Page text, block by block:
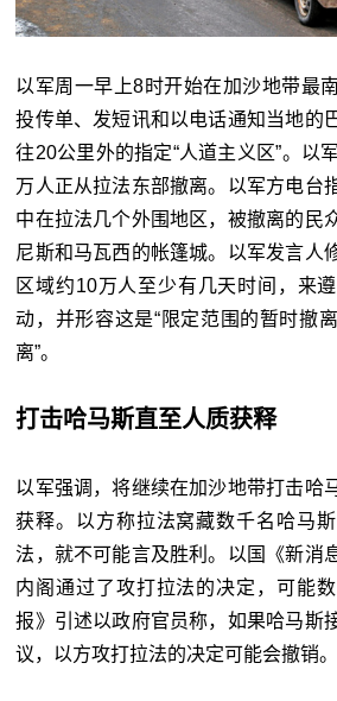
以军周一早上8时开始在加沙地带最
投传单、发短讯和以电话通知当地的
往20公里外的指定“人道主义区”。以
万人正从拉法东部撤离。以军方电台
中在拉法几个外围地区，被撤离的民
尼斯和马瓦西的帐篷城。以军发言人
区域约10万人至少有几天时间，来
动，并形容这是“限定范围的暂时撤
离”。
打击哈马斯直至人质获释
以军强调，将继续在加沙地带打击哈
获释。以方称拉法窝藏数千名哈马
法，就不可能言及胜利。以国《新消
内阁通过了攻打拉法的决定，可能
报》引述以政府官员称，如果哈马斯
议，以方攻打拉法的决定可能会撤销。